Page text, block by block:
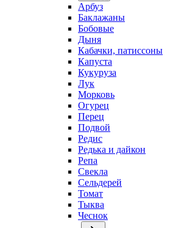
Арбуз
Баклажаны
Бобовые
Дыня
Кабачки, патиссоны
Капуста
Кукуруза
Лук
Морковь
Огурец
Перец
Подвой
Редис
Редька и дайкон
Репа
Свекла
Сельдерей
Томат
Тыква
Чеснок